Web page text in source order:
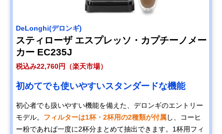
‎DeLonghi(デロンギ)
スティローザ エスプレッソ・カプチーノメー
カー EC235J
税込み22,760円（楽天市場）
初めてでも使いやすいスタンダードな機能
初心者でも扱いやすい機能を備えた、デロンギのエントリー
モデル。 フィルターは1杯・2杯用の2種類が付属し、コーヒ
ー粉であれば一度に2杯分まとめて抽出できます。1杯用フィ